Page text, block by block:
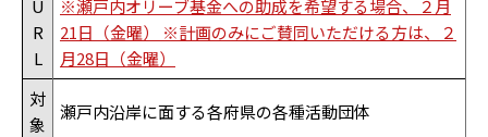
U
R
L
※瀬戸内オリーブ基金への助成を希望する場合、２月
21日（金曜） ※計画のみにご賛同いただける方は、２
月28日（金曜）
対
象
瀬戸内沿岸に面する各府県の各種活動団体